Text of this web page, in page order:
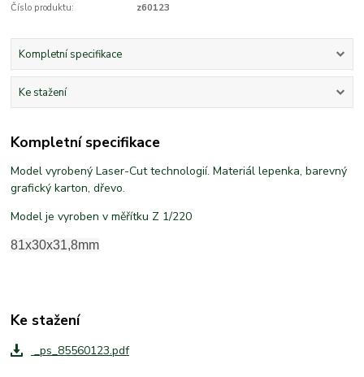
Číslo produktu: z60123
Kompletní specifikace
Ke stažení
Kompletní specifikace
Model vyrobený Laser-Cut technologií. Materiál lepenka, barevný
grafický karton, dřevo.
Model je vyroben v měřítku Z 1/220
81x30x31,8mm
Ke stažení
_ps_85560123.pdf